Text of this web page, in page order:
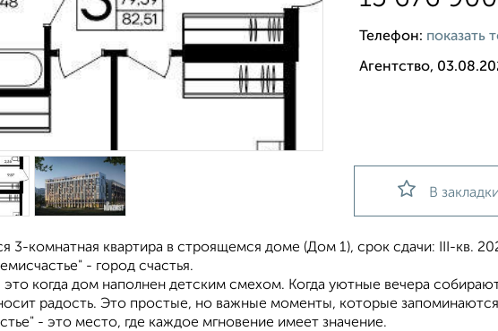
Телефон: показать
Агентство,
В
3-комнатная квартира в строящемся доме (Дом 1), срок сдачи: III-кв.
- город счастья.
это когда дом наполнен детским смехом. Когда уютные вечера
радость. Это простые, но важные моменты, которые
- это место, где каждое мгновение имеет значение.